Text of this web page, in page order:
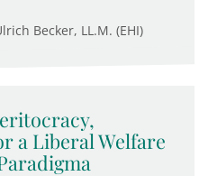
Becker, LL.M. (EHI)
a Liberal Welfare